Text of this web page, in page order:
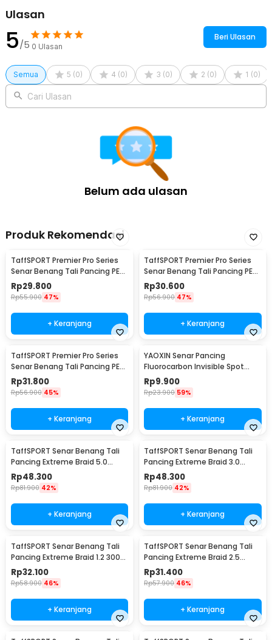
Ulasan
5/5 0 Ulasan
Beri Ulasan
Semua 5 (0) 4 (0) 3 (0) 2 (0) 1 (0)
Cari Ulasan
Belum ada ulasan
Produk Rekomendasi
TaffSPORT Premier Pro Series
Senar Benang Tali Pancing PE
Braided 300M 0.33mm
Rp29.800
Rp55.900 47%
+ Keranjang
TaffSPORT Premier Pro Series
Senar Benang Tali Pancing PE
Braided 300M 0.23mm
Rp30.600
Rp56.900 47%
+ Keranjang
TaffSPORT Premier Pro Series
Senar Benang Tali Pancing PE
Braided 300M 0.14mm
Rp31.800
Rp56.900 45%
+ Keranjang
YAOXIN Senar Pancing
Fluorocarbon Invisible Spot
Fishing Line 100M 4.0 - OY0068
Rp9.900
Rp23.900 59%
+ Keranjang
TaffSPORT Senar Benang Tali
Pancing Extreme Braid 5.0
500M - FM-PEL
Rp48.300
Rp81.900 42%
+ Keranjang
TaffSPORT Senar Benang Tali
Pancing Extreme Braid 3.0
500M - FM-PEL
Rp48.300
Rp81.900 42%
+ Keranjang
TaffSPORT Senar Benang Tali
Pancing Extreme Braid 1.2 300M
- FM-PEL
Rp32.100
Rp58.900 46%
+ Keranjang
TaffSPORT Senar Benang Tali
Pancing Extreme Braid 2.5
300M - FM-PEL
Rp31.400
Rp57.900 46%
+ Keranjang